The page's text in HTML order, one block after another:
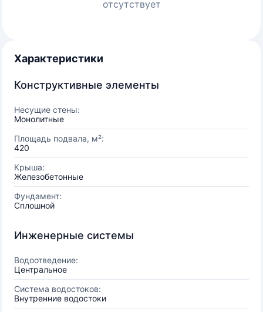
отсутствует
Характеристики
Конструктивные элементы
Несущие стены:
Монолитные
Площадь подвала, м²:
420
Крыша:
Железобетонные
Фундамент:
Сплошной
Инженерные системы
Водоотведение:
Центральное
Система водостоков:
Внутренние водостоки